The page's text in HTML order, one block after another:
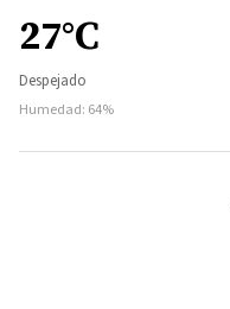
27°C
Despejado
Humedad: 64%